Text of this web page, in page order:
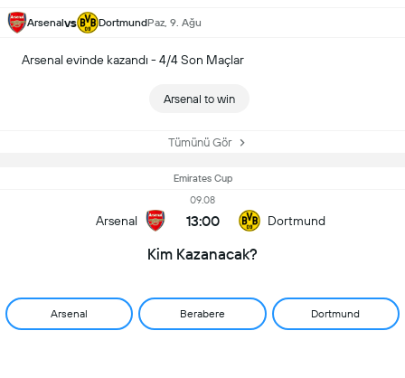
Arsenalvs DortmundPaz, 9. Ağu
Arsenal evinde kazandı - 4/4 Son Maçlar
Arsenal to win
Tümünü Gör
Emirates Cup
Arsenal
09.08
13:00 Dortmund
Kim Kazanacak?
Arsenal Berabere Dortmund